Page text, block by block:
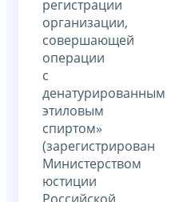
регистрации
организации,
совершающей
операции
с
денатурированным
этиловым
спиртом»
(зарегистрирован
Министерством
юстиции
Российской